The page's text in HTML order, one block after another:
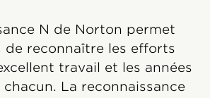
N de Norton permet
de reconnaître les efforts
travail et les années
La reconnaissance